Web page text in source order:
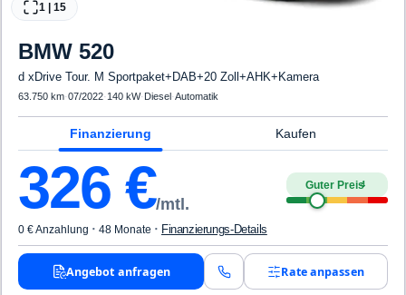
1 15
BMW 520
d xDrive Tour. M Sportpaket+DAB+20 Zoll+AHK+Kamera
63.750 km·07/2022· 140 kW· Diesel·Automatik
Finanzierung Kaufen
326 €/mtl.
Guter Preis4
0 € Anzahlung · 48 Monate · Finanzierungs-Details
Angebot anfragen Rate anpassen